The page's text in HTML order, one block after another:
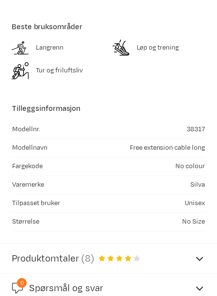
Tilleggsinformasjon
Modellnr. 38317
Modellnavn Free extension cable long
Fargekode No colour
Varemerke Silva
Tilpasset bruker Unisex
Størrelse No Size
Beste bruksområder
Langrenn Løp og trening
Tur og friluftsliv
Produktomtaler (8)
0 Spørsmål og svar